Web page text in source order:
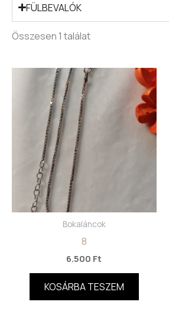
FÜLBEVALÓK
Összesen 1 találat
Bokaláncok
8
6.500 Ft
KOSÁRBA TESZEM